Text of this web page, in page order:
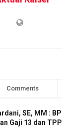
Comments
SE, MM :
Gaji 13 dan